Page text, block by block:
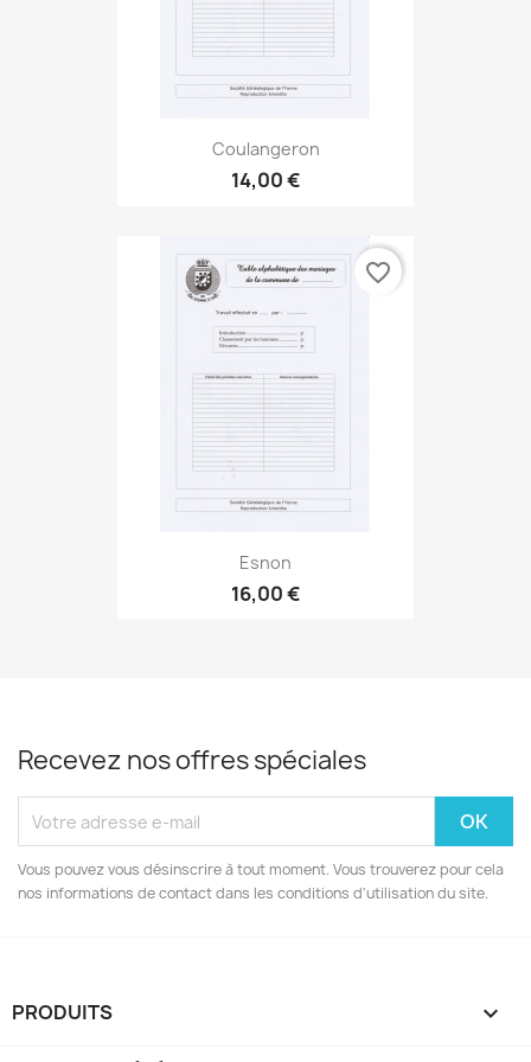
Coulangeron
14,00 €
Esnon
16,00 €
favorite_border
Recevez nos offres spéciales
Vous pouvez vous désinscrire à tout moment. Vous trouverez pour cela
nos informations de contact dans les conditions d'utilisation du site.
PRODUITS 